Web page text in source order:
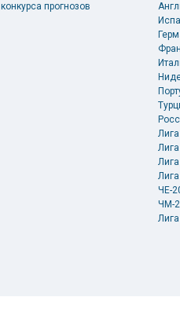
конкурса прогнозов
ЧЕ-
ЧМ-